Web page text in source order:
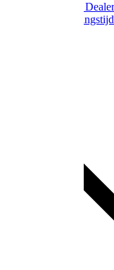
Gewijzigde